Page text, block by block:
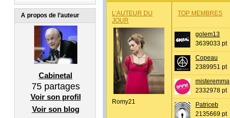
A propos de l’auteur
Cabinetal
75partages
Voir son profil
Voir son blog
L’AUTEUR DU
JOUR
Romy21
TOP MEMBRES
golem13
3639033 pt
Copeau
2389951 pt
misteremma
2332978 pt
Patriceb
2135669 pt